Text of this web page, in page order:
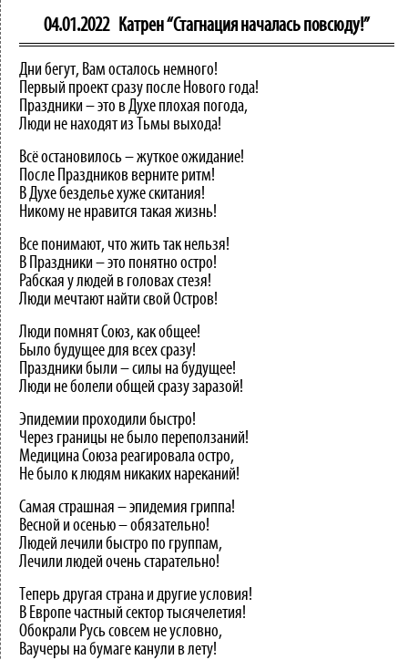
04.01.2022 Катрен “Стагнация началась повсюду!”
Дни бегут, Вам осталось немного!
Первый проект сразу после Нового года!
Праздники – это в Духе плохая погода,
Люди не находят из Тьмы выхода!
Всё остановилось – жуткое ожидание!
После Праздников верните ритм!
В Духе безделье хуже скитания!
Никому не нравится такая жизнь!
Все понимают, что жить так нельзя!
В Праздники – это понятно остро!
Рабская у людей в головах стезя!
Люди мечтают найти свой Остров!
Люди помнят Союз, как общее!
Было будущее для всех сразу!
Праздники были – силы на будущее!
Люди не болели общей сразу заразой!
Эпидемии проходили быстро!
Через границы не было переползаний!
Медицина Союза реагировала остро,
Не было к людям никаких нареканий!
Самая страшная – эпидемия гриппа!
Весной и осенью – обязательно!
Людей лечили быстро по группам,
Лечили людей очень старательно!
Теперь другая страна и другие условия!
В Европе частный сектор тысячелетия!
Обокрали Русь совсем не условно,
Ваучеры на бумаге канули в лету!